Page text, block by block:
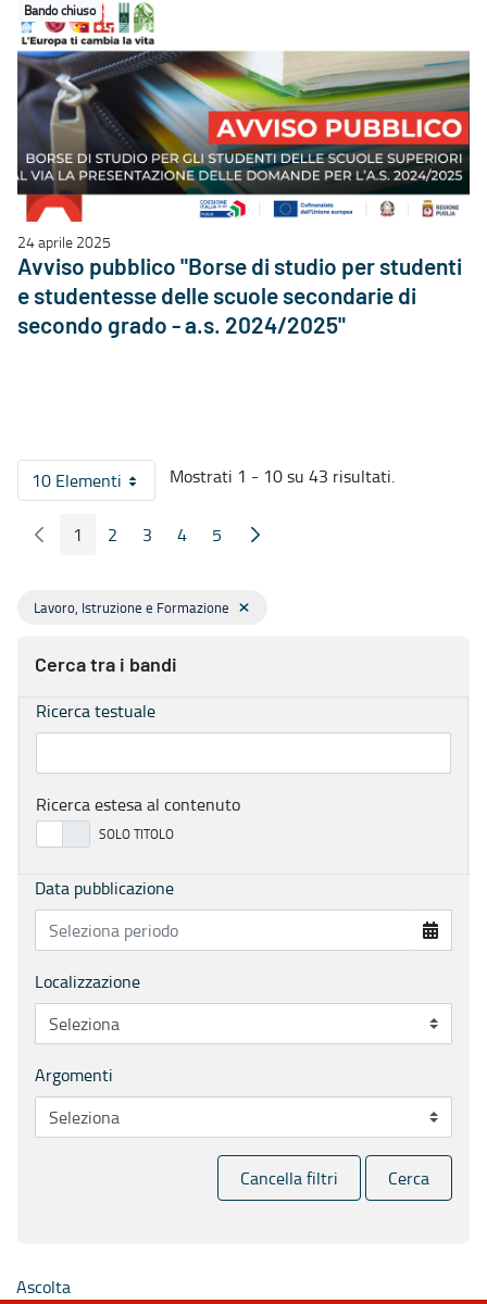
Bando chiuso
24 aprile 2025
Avviso pubblico "Borse di studio per studenti
e studentesse delle scuole secondarie di
secondo grado - a.s. 2024/2025"
10 ElementiPer pagina
Mostrati 1 - 10 su 43 risultati.
Pagina Precedente
Pagina
1 Pagina
2 Pagina
3 Pagina
4 Pagina
5 Pagina Seguente
Lavoro, Istruzione e Formazione
Cerca tra i bandi
Ricerca testuale
Ricerca estesa al contenuto
Data pubblicazione
Localizzazione
Argomenti
Cancella filtri Cerca
Ascolta